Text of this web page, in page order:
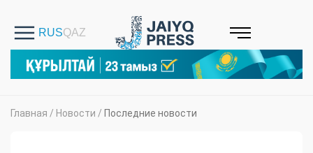
Главная / Новости / Последние новости